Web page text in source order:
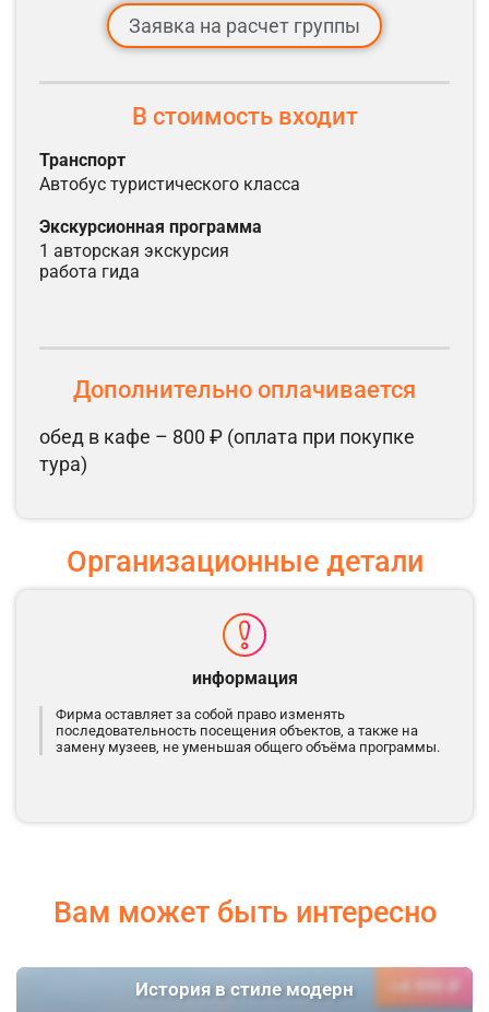
Заявка на расчет группы
В стоимость входит
транспорт
автобус туристического класса
экскурсионная программа
1 авторская экскурсия
работа гида
Дополнительно оплачивается
обед в кафе – 800 ₽ (оплата при покупке
тура)
Организационные детали
информация
Фирма оставляет за собой право изменять
последовательность посещения объектов, а также на
замену музеев, не уменьшая общего объёма программы.
Вам может быть интересно
История в стиле модерн